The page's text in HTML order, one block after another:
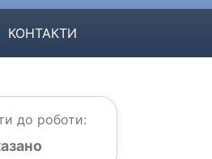
КОНТАКТИ
до роботи: